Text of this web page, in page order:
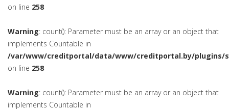
on line 258
Warning: count(): Parameter must be an array or an object that
implements Countable in
/var/www/creditportal/data/www/creditportal.by/plugins/
on line 258
Warning: count(): Parameter must be an array or an object that
implements Countable in